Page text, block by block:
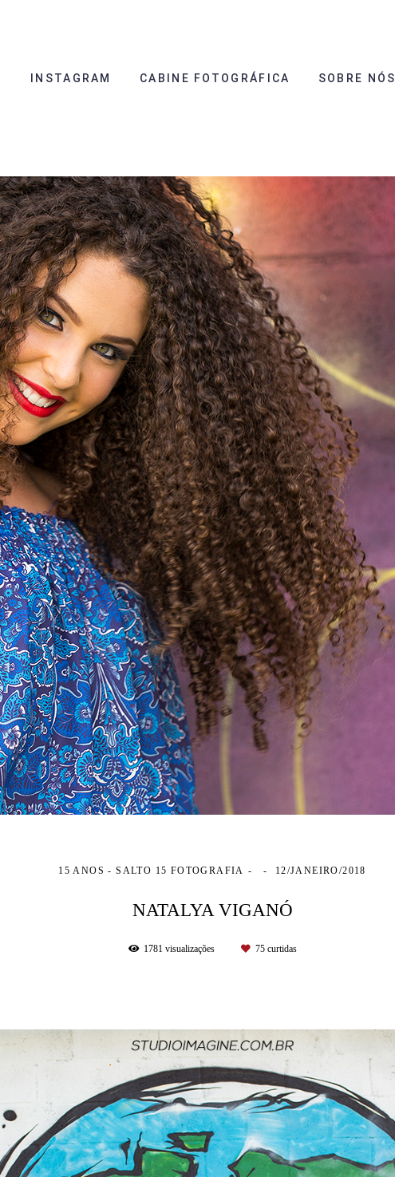
INSTAGRAM CABINE FOTOGRÁFICA SOBRE NÓS
15 ANOS - SALTO 15 FOTOGRAFIA 12/JANEIRO/2018
NATALYA VIGANÓ
1781visualizações 75curtidas